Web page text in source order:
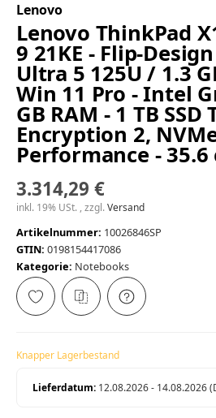
Lenovo
Lenovo ThinkPad
9 21KE - Flip-
Ultra 5 125U / 1.3
Win 11 Pro - Intel
GB RAM - 1 TB SSD
Encryption 2,
Performance - 35.6
3.314,29 €
inkl. 19% USt. , zzgl.Versand
Artikelnummer: 10026846SP
GTIN: 0198154417086
Kategorie: Notebooks
Knapper Lagerbestand
Lieferdatum: 12.08.2026 - 14.08.2026